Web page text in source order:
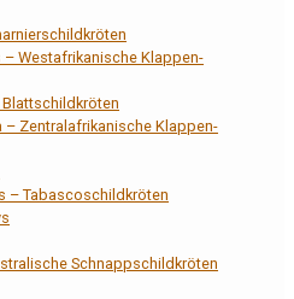
Westafrikanische Klappen-
– Zentralafrikanische Klappen-
– Tabascoschildkröten
Schnappschildkröten